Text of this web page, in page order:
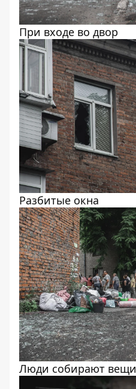
При входе во двор
Разбитые окна
Люди собирают вещи